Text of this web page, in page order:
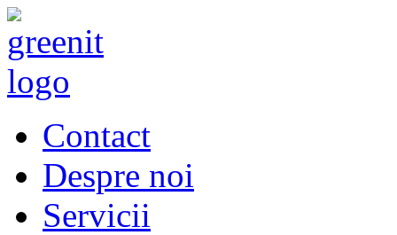
Contact
Despre noi
Servicii